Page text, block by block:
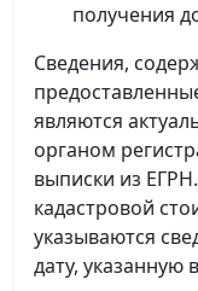
получения
Сведения,
являются
органом
выписки из
кадастровой
указываются
дату, указанную